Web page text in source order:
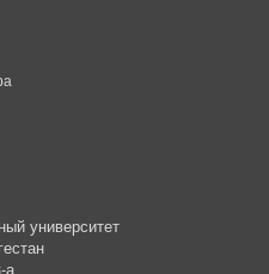
университет
а